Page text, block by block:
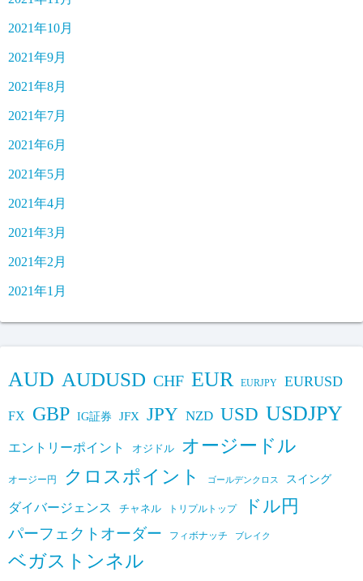
2021年10月
2021年9月
2021年8月
2021年7月
2021年6月
2021年5月
2021年4月
2021年3月
2021年2月
2021年1月
AUD AUDUSD CHF EUR EURJPY EURUSD
FX GBP IG証券 JFX JPY NZD USD USDJPY
エントリーポイント オジドル オージードル
オージー円 クロスポイント ゴールデンクロス スイング
ダイバージェンス チャネル トリプルトップ ドル円
パーフェクトオーダー フィボナッチ ブレイク
ベガストンネル